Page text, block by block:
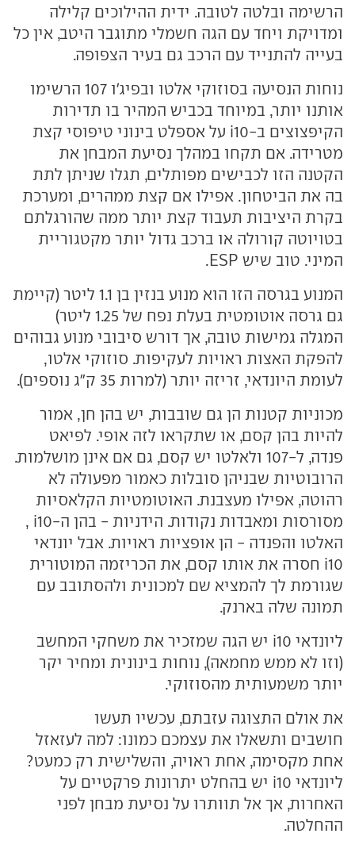
הרשימה ובלטה לטובה. ידית ההילוכים קלילה
ומדויקת ויחד עם הגה חשמלי מתוגבר היטב, אין כל
בעייה להתנייד עם הרכב גם בעיר הצפופה.
נוחות הנסיעה בסוזוקי אלטו ובפיג'ו 107 הרשימו
אותנו יותר, במיוחד בכביש המהיר בו תדירות
הקיפצוצים ב-i10 על אספלט בינוני טיפוסי קצת
מטרידה. אם תקחו במהלך נסיעת המבחן את
הקטנה הזו לכבישים מפותלים, תגלו שניתן לתת
בה את הביטחון. אפילו אם קצת ממהרים, ומערכת
בקרת היציבות תעבוד קצת יותר ממה שהורגלתם
בטויוטה קורולה או ברכב גדול יותר מקטגוריית
המיני. טוב שיש ESP.
המנוע בגרסה הזו הוא מנוע בנזין בן 1.1 ליטר (קיימת
גם גרסה אוטומטית בעלת נפח של 1.25 ליטר)
המגלה גמישות טובה, אך דורש סיבובי מנוע גבוהים
להפקת האצות ראויות לעקיפות. סוזוקי אלטו,
לעומת היונדאי, זריזה יותר (למרות 35 ק"ג נוספים).
מכוניות קטנות הן גם שובבות, יש בהן חן, אמור
להיות בהן קסם, או שתקראו לזה אופי. לפיאט
פנדה, ל-107 ולאלטו יש קסם, גם אם אינן מושלמות.
הרובוטיות שבניהן סובלות כאמור מפעולה לא
רהוטה, אפילו מעצבנת. האוטומטיות הקלאסיות
מסורסות ומאבדות נקודות. הידניות - בהן ה-i10 ,
האלטו והפנדה - הן אופציות ראויות. אבל יונדאי
i10 חסרה את אותו קסם, את הכריזמה המוטורית
שגורמת לך להמציא שם למכונית ולהסתובב עם
תמונה שלה בארנק.
ליונדאי i10 יש הגה שמזכיר את משחקי המחשב
(וזו לא ממש מחמאה), נוחות בינונית ומחיר יקר
יותר משמעותית מהסוזוקי.
את אולם התצוגה עזבתם, עכשיו תעשו
חושבים ותשאלו את עצמכם כמונו: למה לעזאזל
אחת מקסימה, אחת ראויה, והשלישית רק כמעט?
ליונדאי i10 יש בהחלט יתרונות פרקטיים על
האחרות, אך אל תוותרו על נסיעת מבחן לפני
ההחלטה.